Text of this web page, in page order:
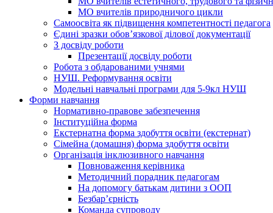
МО вчителів природничого цикли
Самоосвіта як підвищення компетентності педагога
Єдині зразки обов’язкової ділової документації
З досвіду роботи
Презентації досвіду роботи
Робота з обдарованими учнями
НУШ. Реформування освіти
Модельні навчальні програми для 5-9кл НУШ
Форми навчання
Нормативно-правове забезпечення
Інституційна форма
Екстернатна форма здобуття освіти (екстернат)
Сімейна (домашня) форма здобуття освіти
Організація інклюзивного навчання
Повноваження керівника
Методичний порадник педагогам
На допомогу батькам дитини з ООП
Безбар’єрність
Команда супроводу